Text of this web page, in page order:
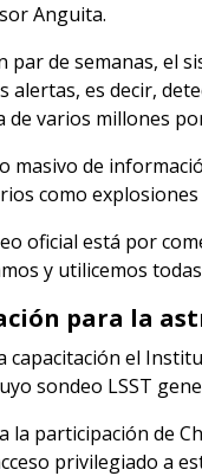
Anguita.
par de semanas, el
alertas, es decir,
de varios millones
masivo de
como explosiones
oficial está por
y utilicemos
para la
capacitación el
sondeo LSST
la participación de
privilegiado a